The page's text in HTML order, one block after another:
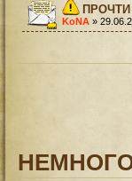
ПРОЧТИ
KoNA »